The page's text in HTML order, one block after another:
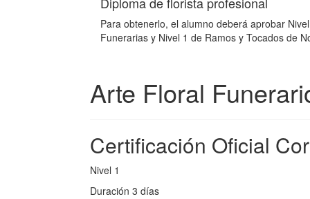
Para obtenerlo, el alumno deberá aprobar
Funerarias y Nivel 1 de Ramos y Tocados de
Arte Floral
Certificación Oficial
Nivel 1
Duración 3 días